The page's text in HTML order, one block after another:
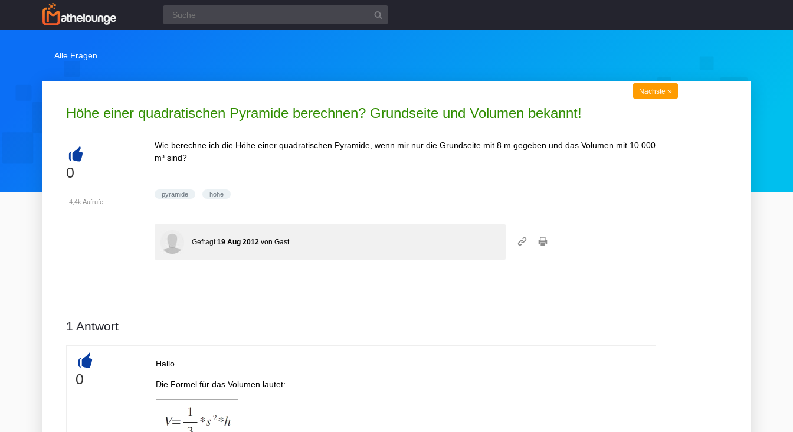
Alle Fragen
Höhe einer quadratischen Pyramide berechnen? Grundseite und Volumen bekannt!
Nächste »
+
0
4,4k Aufrufe
Wie berechne ich die Höhe einer quadratischen Pyramide, wenn mir nur die Grundseite mit 8 m gegeben und das Volumen mit 10.000
m³ sind?
pyramide höhe
Gefragt 19 Aug 2012 von Gast
1 Antwort
+
0
Hallo
Die Formel für das Volumen lautet: